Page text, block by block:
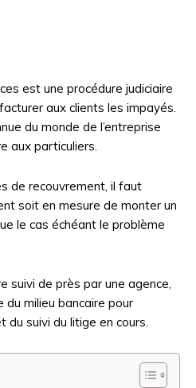
est une procédure judiciaire
aux clients les impayés.
du monde de l’entreprise
aux particuliers.
de recouvrement, il faut
soit en mesure de monter un
le cas échéant le problème
suivi de près par une agence,
du milieu bancaire pour
du suivi du litige en cours.